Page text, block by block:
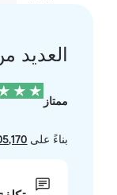
العديد من
بناءً على105,170 مراجعة